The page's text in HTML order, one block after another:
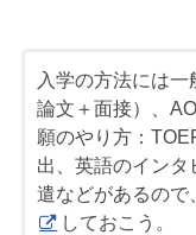
入学の方法には
論文＋面接）、
願のやり方：
出、英語のインタ
遣などがあるので
しておこう。